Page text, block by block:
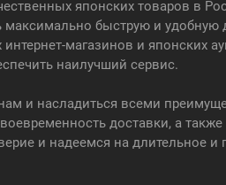
японских товаров в
быструю и удобную
магазинов и японских
наилучший сервис.
и насладиться всеми
доставки, а
и надеемся на длительное и